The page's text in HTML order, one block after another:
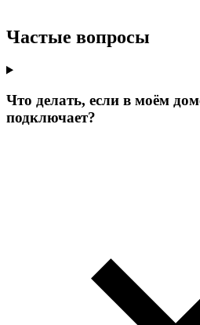
Частые вопросы
Что делать, если в моём
подключает?